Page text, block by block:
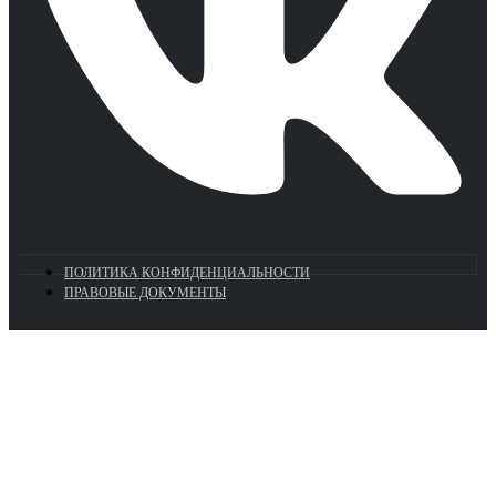
ПОЛИТИКА КОНФИДЕНЦИАЛЬНОСТИ
ПРАВОВЫЕ ДОКУМЕНТЫ